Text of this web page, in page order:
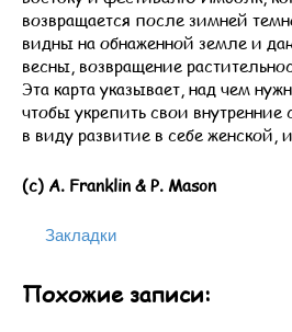
возвращается после зимней
видны на обнаженной земле и
весны, возвращение
Эта карта указывает, над чем
чтобы укрепить свои
в виду развитие в себе женской,
(с) A. Franklin & P. Mason
Закладки
Похожие записи: